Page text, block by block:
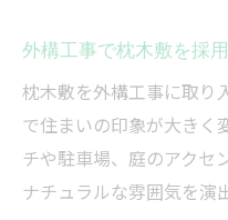
外構工事で枕木敷を採
枕木敷を外構工事に取り
で住まいの印象が大きく
チや駐車場、庭のアクセ
ナチュラルな雰囲気を演